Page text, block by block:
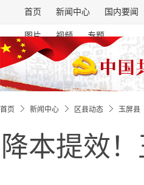
首页 新闻中心 国内要闻
图片 视频 专题
首页 新闻中心 区县动态 玉屏县
降本提效